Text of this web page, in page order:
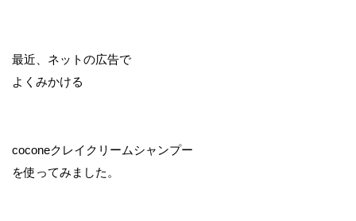
最近、ネットの広告で
よくみかける
coconeクレイクリームシャンプー
を使ってみました。